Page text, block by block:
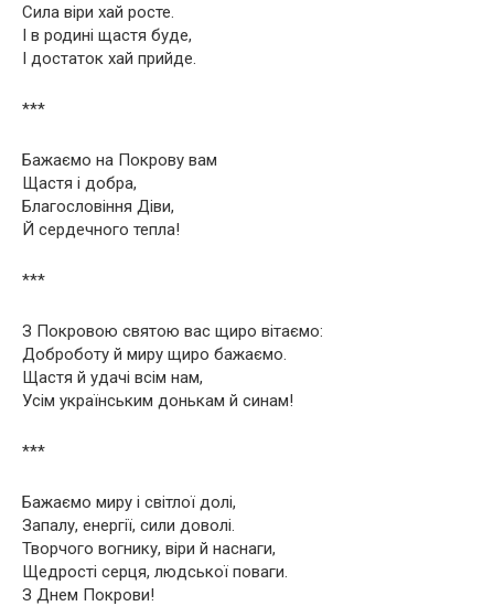
Сила віри хай росте.
І в родині щастя буде,
І достаток хай прийде.
***
Бажаємо на Покрову вам
Щастя і добра,
Благословіння Діви,
Й сердечного тепла!
***
З Покровою святою вас щиро вітаємо:
Доброботу й миру щиро бажаємо.
Щастя й удачі всім нам,
Усім українським донькам й синам!
***
Бажаємо миру і світлої долі,
Запалу, енергії, сили доволі.
Творчого вогнику, віри й наснаги,
Щедрості серця, людської поваги.
З Днем Покрови!